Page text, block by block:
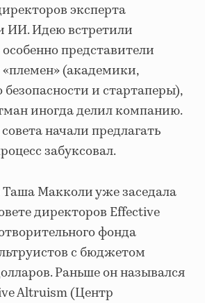
эксперта
ИИ. Идею встретили
представители
«племен» (академики,
и стартаперы),
иногда делил компанию.
начали предлагать
забуксовал.
Макколи уже заседала
директоров Effective
фонда
с бюджетом
Раньше он назывался
Altruism (Центр